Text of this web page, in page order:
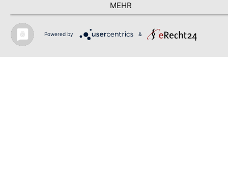
MEHR
Powered by &